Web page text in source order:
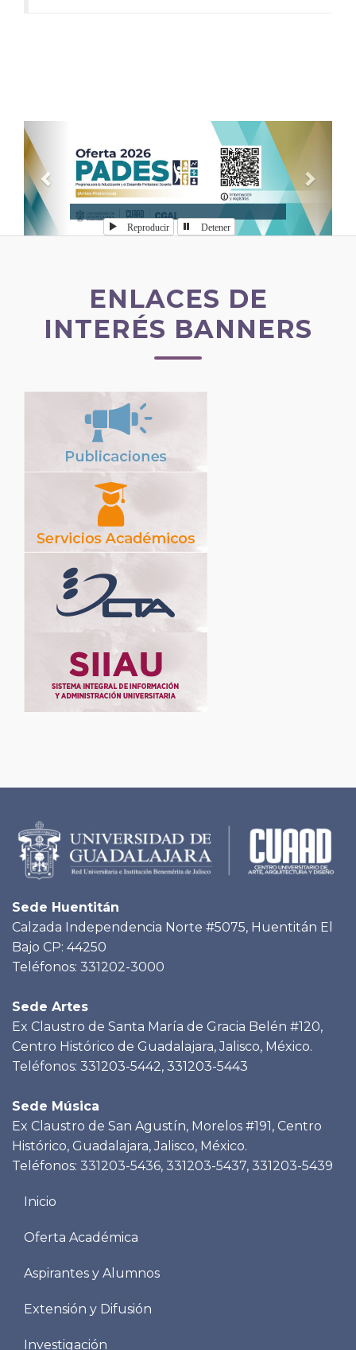
Reproducir Detener
ENLACES DE
INTERÉS BANNERS
Sede Huentitán
Calzada Independencia Norte #5075, Huentitán El
Bajo CP: 44250
Teléfonos: 331202-3000
Sede Artes
Ex Claustro de Santa María de Gracia Belén #120,
Centro Histórico de Guadalajara, Jalisco, México.
Teléfonos: 331203-5442, 331203-5443
Sede Música
Ex Claustro de San Agustín, Morelos #191, Centro
Histórico, Guadalajara, Jalisco, México.
Teléfonos: 331203-5436, 331203-5437, 331203-5439
Menu
Inicio
Oferta Académica
Aspirantes y Alumnos
Extensión y Difusión
Investigación